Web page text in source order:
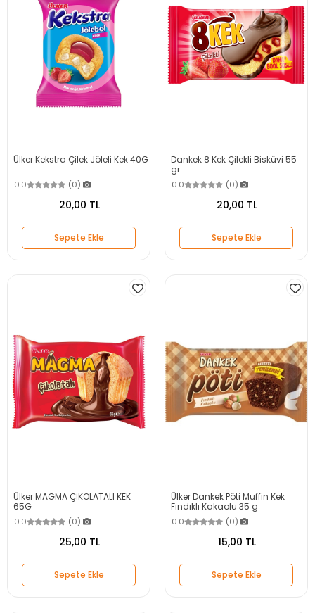
Ülker Kekstra Çilek Jöleli Kek 40G
0.0 (0)
20,00 TL
Sepete Ekle
Dankek 8 Kek Çilekli Bisküvi 55
gr
0.0 (0)
20,00 TL
Sepete Ekle
Ülker MAGMA ÇİKOLATALI KEK
65G
0.0 (0)
25,00 TL
Sepete Ekle
Ülker Dankek Pöti Muffin Kek
Fındıklı Kakaolu 35 g
0.0 (0)
15,00 TL
Sepete Ekle